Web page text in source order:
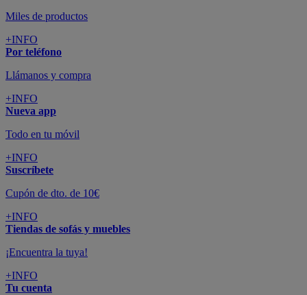
Miles de productos
+INFO
Por teléfono
Llámanos y compra
+INFO
Nueva app
Todo en tu móvil
+INFO
Suscríbete
Cupón de dto. de 10€
+INFO
Tiendas de sofás y muebles
¡Encuentra la tuya!
+INFO
Tu cuenta